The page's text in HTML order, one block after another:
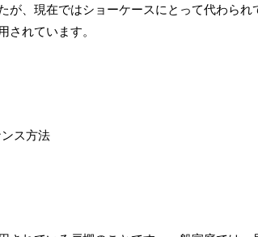
、現在ではショーケースにとって代わら
されています。